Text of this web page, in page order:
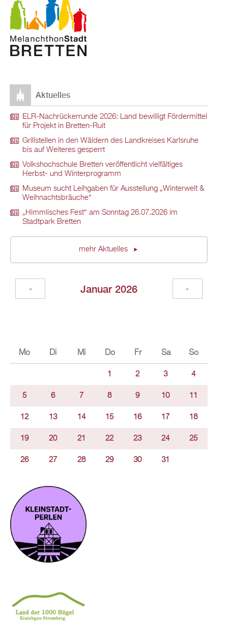
Aktuelles
ELR-Nachrückerrunde 2026: Land bewilligt Fördermittel
für Projekt in Bretten-Ruit
Grillstellen in den Wäldern des Landkreises Karlsruhe
bis auf Weiteres gesperrt
Volkshochschule Bretten veröffentlicht vielfältiges
Herbst- und Winterprogramm
Museum sucht Leihgaben für Ausstellung „Winterwelt &
Weihnachtsbräuche“
„Himmlisches Fest“ am Sonntag 26.07.2026 im
Stadtpark Bretten
mehr Aktuelles
Januar 2026
« »
Mo Di Mi Do Fr Sa So
1 2 3 4
5 6 7 8 9 10 11
12 13 14 15 16 17 18
19 20 21 22 23 24 25
26 27 28 29 30 31